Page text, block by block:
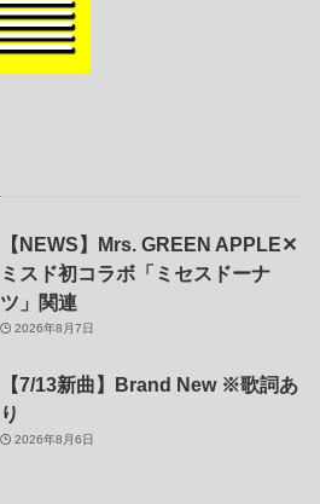
【NEWS】Mrs. GREEN APPLE✕
ミスド初コラボ「ミセスドーナ
ツ」関連
2026年8月7日
【7/13新曲】Brand New ※歌詞あ
り
2026年8月6日